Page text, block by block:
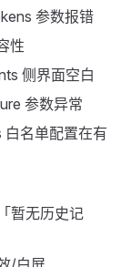
参数报错
性
侧界面空白
参数异常
名单配置在有
暂无历史记